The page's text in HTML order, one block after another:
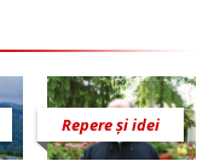
Repere și idei